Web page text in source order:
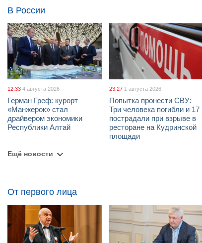
В России
12:33 4 августа 2026
Герман Греф: курорт
«Манжерок» стал
драйвером экономики
Республики Алтай
23:27 1 августа 2026
Попытка пронести СВУ:
Три человека погибли и 17
пострадали при взрыве в
ресторане на Кудринской
площади
Ещё новости
От первого лица